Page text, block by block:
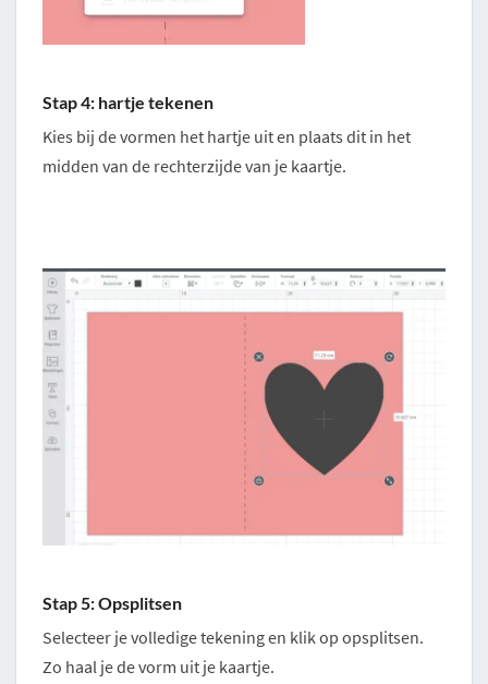
Stap 4: hartje tekenen
Kies bij de vormen het hartje uit en plaats dit in het
midden van de rechterzijde van je kaartje.
Stap 5: Opsplitsen
Selecteer je volledige tekening en klik op opsplitsen.
Zo haal je de vorm uit je kaartje.